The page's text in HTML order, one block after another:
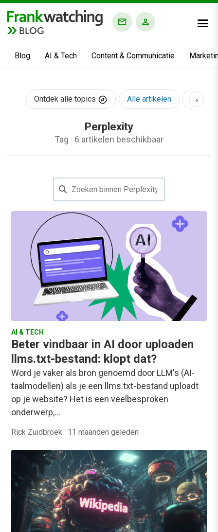
BLOG
Blog AI & Tech Content & Communicatie
Ontdek alle topics Alle artikelen AI &
›
Perplexity
Tag · 6 artikelen beschikbaar
AI & TECH
Beter vindbaar in AI door uploaden
llms.txt-bestand: klopt dat?
Word je vaker als bron genoemd door LLM's (AI-
taalmodellen) als je een llms.txt-bestand uploadt
op je website? Het is een veelbesproken
onderwerp,…
Rick Zuidbroek · 11 maanden geleden